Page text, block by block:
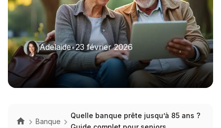
Adelaide•23 février 2026
Banque
Quelle banque prête jusqu’à 85 ans ?